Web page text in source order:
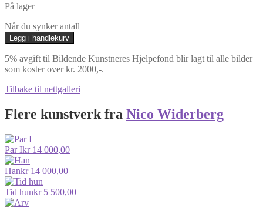
På lager
Når du synker antall
Legg i handlekurv
5% avgift til Bildende Kunstneres Hjelpefond blir lagt til alle bilder
som koster over kr. 2000,-.
Tilbake til nettgalleri
Flere kunstverk fra Nico Widerberg
Par Ikr14 000,00
Hankr14 000,00
Tid hunkr5 500,00